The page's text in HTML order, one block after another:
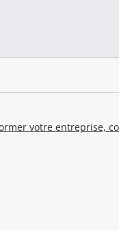
votre entreprise,